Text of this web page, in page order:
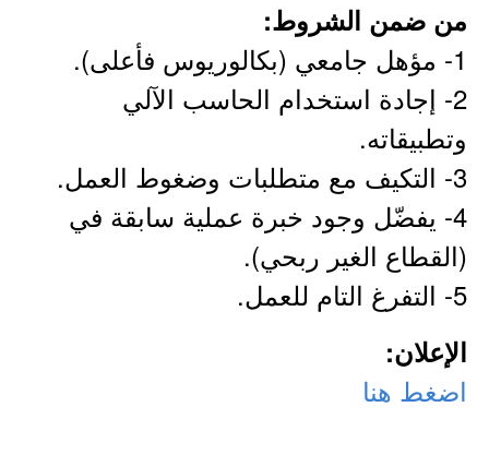
من ضمن الشروط:
1- مؤهل جامعي (بكالوريوس فأعلى).
2- إجادة استخدام الحاسب الآلي
وتطبيقاته.
3- التكيف مع متطلبات وضغوط العمل.
4- يفضّل وجود خبرة عملية سابقة في
(القطاع الغير ربحي).
5- التفرغ التام للعمل.
الإعلان:
اضغط هنا